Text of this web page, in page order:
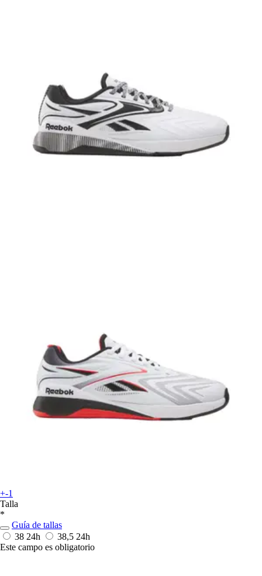
+-1
Talla
*
Guía de tallas
38 24h 38,5 24h
Este campo es obligatorio